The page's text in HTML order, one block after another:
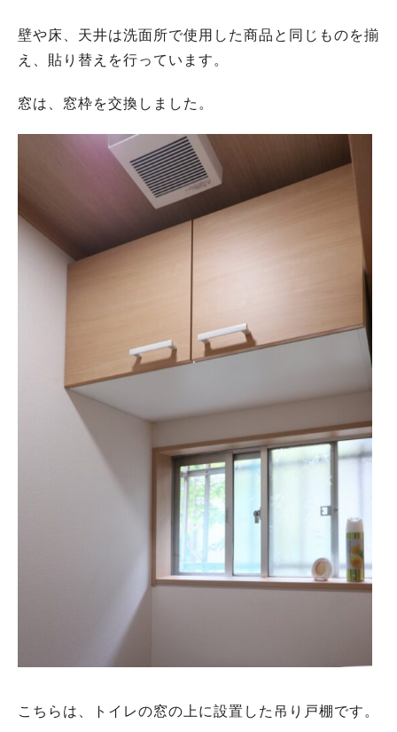
壁や床、天井は洗面所で使用した商品と同じものを揃
え、貼り替えを行っています。
窓は、窓枠を交換しました。
こちらは、トイレの窓の上に設置した吊り戸棚です。